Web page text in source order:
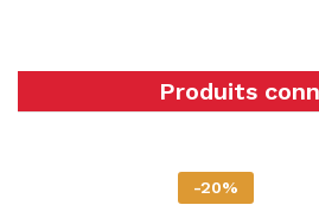
Produits
-20%